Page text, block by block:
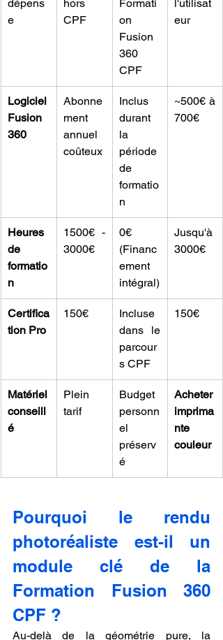
dépens
e
hors
CPF
Formati
on
Fusion
360
CPF
l'utilisat
eur
Logiciel
Fusion
360
Abonne
ment
annuel
coûteux
Inclus
durant
la
période
de
formatio
n
~500€ à
700€
Heures
de
formatio
n
1500€ -
3000€
0€
(Financ
ement
intégral)
Jusqu'à
3000€
Certifica
tion Pro
150€
Incluse
dans le
parcour
s CPF
150€
Matériel
conseill
é
Plein
tarif
Budget
personn
el
préserv
é
Acheter
imprima
nte
couleur
Pourquoi le rendu
photoréaliste est-il un
module clé de la
Formation Fusion 360
CPF ?